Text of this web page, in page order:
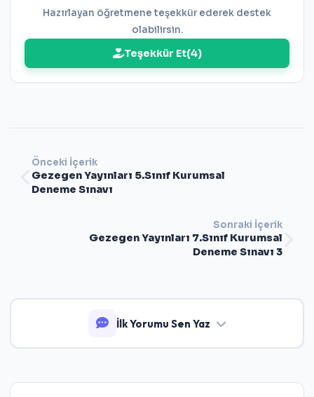
Hazırlayan öğretmene teşekkür ederek destek
olabilirsin.
Teşekkür Et(4)
Önceki İçerik
Gezegen Yayınları 5.Sınıf Kurumsal
Deneme Sınavı
Sonraki İçerik
Gezegen Yayınları 7.Sınıf Kurumsal
Deneme Sınavı 3
İlk Yorumu Sen Yaz